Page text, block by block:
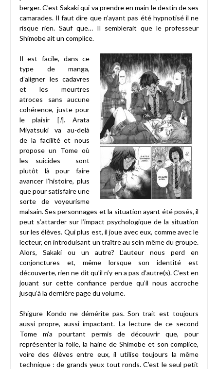
berger. C’est Sakaki qui va prendre en main le destin de ses
camarades. Il faut dire que n’ayant pas été hypnotisé il ne
risque rien. Sauf que… Il semblerait que le professeur
Shimobe ait un complice.
Il est facile, dans ce
type de manga,
d’aligner les cadavres
et les meurtres
atroces sans aucune
cohérence, juste pour
le plaisir [!]. Arata
Miyatsuki va au-delà
de la facilité et nous
propose un Tome où
les suicides sont
plutôt là pour faire
avancer l’histoire, plus
que pour satisfaire une
sorte de voyeurisme
malsain. Ses personnages et la situation ayant été posés, il
peut s’attarder sur l’impact psychologique de la situation
sur les élèves. Qui plus est, il joue avec eux, comme avec le
lecteur, en introduisant un traître au sein même du groupe.
Alors, Sakaki ou un autre? L’auteur nous perd en
conjonctures et, même lorsque son identité est
découverte, rien ne dit qu’il n’y en a pas d’autre(s). C’est en
jouant sur cette confiance perdue qu’il nous accroche
jusqu’à la dernière page du volume.
Shigure Kondo ne démérite pas. Son trait est toujours
aussi propre, aussi impactant. La lecture de ce second
Tome m’a pourtant permis de découvrir que, pour
représenter la folie, la haine de Shimobe et son complice,
voire des élèves entre eux, il utilise toujours la même
technique : de grands yeux tout ronds. C’est le seul petit